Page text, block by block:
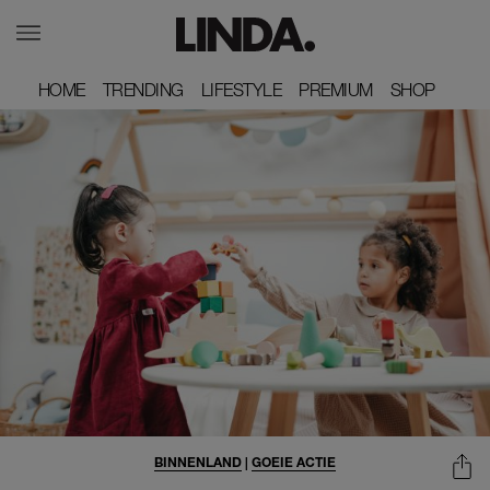
HOME
HOME TRENDING
TRENDING LIFESTYLE
LIFESTYLE PREMIUM
PREMIUM SHOP
SHOP
BINNENLAND | GOEIE ACTIE